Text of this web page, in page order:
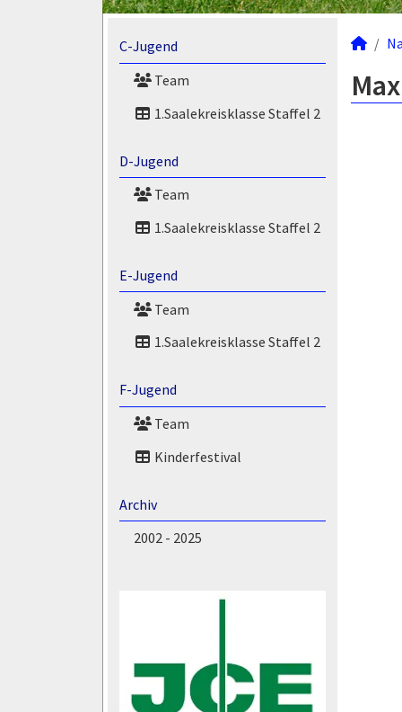
C-Jugend
Team
1.Saalekreisklasse Staffel 2
D-Jugend
Team
1.Saalekreisklasse Staffel 2
E-Jugend
Team
1.Saalekreisklasse Staffel 2
F-Jugend
Team
Kinderfestival
Archiv
2002 - 2025